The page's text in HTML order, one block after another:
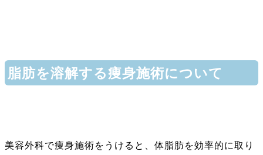
脂肪を溶解する痩身施術について
美容外科で痩身施術をうけると、体脂肪を効率的に取り